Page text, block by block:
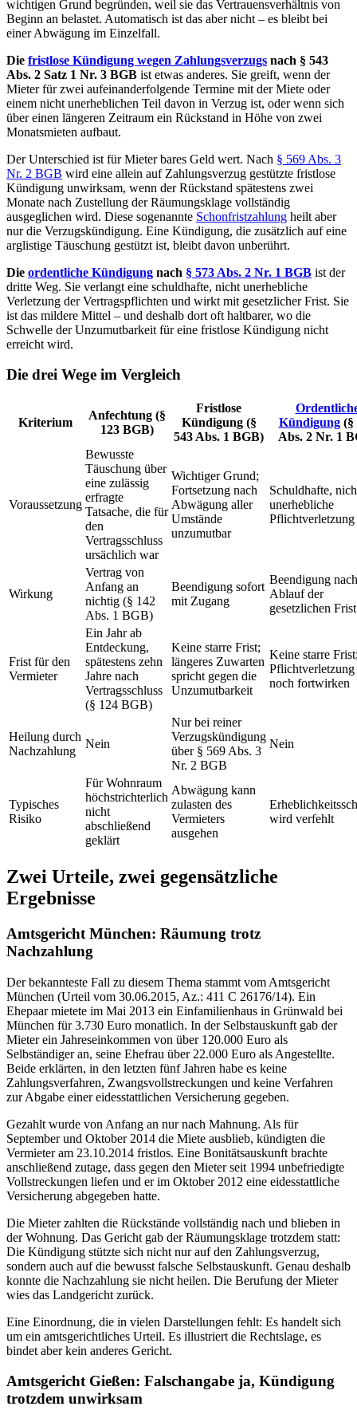
wichtigen Grund begründen, weil sie das Vertrauensverhältnis von
Beginn an belastet. Automatisch ist das aber nicht – es bleibt bei
einer Abwägung im Einzelfall.
Die fristlose Kündigung wegen Zahlungsverzugs nach § 543
Abs. 2 Satz 1 Nr. 3 BGB ist etwas anderes. Sie greift, wenn der
Mieter für zwei aufeinanderfolgende Termine mit der Miete oder
einem nicht unerheblichen Teil davon in Verzug ist, oder wenn sich
über einen längeren Zeitraum ein Rückstand in Höhe von zwei
Monatsmieten aufbaut.
Der Unterschied ist für Mieter bares Geld wert. Nach § 569 Abs. 3
Nr. 2 BGB wird eine allein auf Zahlungsverzug gestützte fristlose
Kündigung unwirksam, wenn der Rückstand spätestens zwei
Monate nach Zustellung der Räumungsklage vollständig
ausgeglichen wird. Diese sogenannte Schonfristzahlung heilt aber
nur die Verzugskündigung. Eine Kündigung, die zusätzlich auf eine
arglistige Täuschung gestützt ist, bleibt davon unberührt.
Die ordentliche Kündigung nach § 573 Abs. 2 Nr. 1 BGB ist der
dritte Weg. Sie verlangt eine schuldhafte, nicht unerhebliche
Verletzung der Vertragspflichten und wirkt mit gesetzlicher Frist. Sie
ist das mildere Mittel – und deshalb dort oft haltbarer, wo die
Schwelle der Unzumutbarkeit für eine fristlose Kündigung nicht
erreicht wird.
Die drei Wege im Vergleich
Kriterium
Anfechtung (§
123 BGB)
Fristlose
Kündigung (§
543 Abs. 1 BGB)
Kündigung(§
Abs. 2 Nr. 1
Voraussetzung
Bewusste
Täuschung über
eine zulässig
erfragte
Tatsache, die für
den
Vertragsschluss
ursächlich war
Wichtiger Grund;
Fortsetzung nach
Abwägung aller
Umstände
unzumutbar
Schuldhafte,
unerhebliche
Pflichtverletzung
Wirkung
Vertrag von
Anfang an
nichtig (§ 142
Abs. 1 BGB)
Beendigung sofort
mit Zugang
Beendigung nach
Ablauf der
gesetzlichen Frist
Frist für den
Vermieter
Ein Jahr ab
Entdeckung,
spätestens zehn
Jahre nach
Vertragsschluss
(§ 124 BGB)
Keine starre Frist;
längeres Zuwarten
spricht gegen die
Unzumutbarkeit
Keine starre
Pflichtverletzung
noch fortwirken
Heilung durch
Nachzahlung
Nein
Nur bei reiner
Verzugskündigung
über § 569 Abs. 3
Nr. 2 BGB
Nein
Typisches
Risiko
Für Wohnraum
höchstrichterlich
nicht
abschließend
geklärt
Abwägung kann
zulasten des
Vermieters
ausgehen
wird verfehlt
Zwei Urteile, zwei gegensätzliche
Ergebnisse
Amtsgericht München: Räumung trotz
Nachzahlung
Der bekannteste Fall zu diesem Thema stammt vom Amtsgericht
München (Urteil vom 30.06.2015, Az.: 411 C 26176/14). Ein
Ehepaar mietete im Mai 2013 ein Einfamilienhaus in Grünwald bei
München für 3.730 Euro monatlich. In der Selbstauskunft gab der
Mieter ein Jahreseinkommen von über 120.000 Euro als
Selbständiger an, seine Ehefrau über 22.000 Euro als Angestellte.
Beide erklärten, in den letzten fünf Jahren habe es keine
Zahlungsverfahren, Zwangsvollstreckungen und keine Verfahren
zur Abgabe einer eidesstattlichen Versicherung gegeben.
Gezahlt wurde von Anfang an nur nach Mahnung. Als für
September und Oktober 2014 die Miete ausblieb, kündigten die
Vermieter am 23.10.2014 fristlos. Eine Bonitätsauskunft brachte
anschließend zutage, dass gegen den Mieter seit 1994 unbefriedigte
Vollstreckungen liefen und er im Oktober 2012 eine eidesstattliche
Versicherung abgegeben hatte.
Die Mieter zahlten die Rückstände vollständig nach und blieben in
der Wohnung. Das Gericht gab der Räumungsklage trotzdem statt:
Die Kündigung stützte sich nicht nur auf den Zahlungsverzug,
sondern auch auf die bewusst falsche Selbstauskunft. Genau deshalb
konnte die Nachzahlung sie nicht heilen. Die Berufung der Mieter
wies das Landgericht zurück.
Eine Einordnung, die in vielen Darstellungen fehlt: Es handelt sich
um ein amtsgerichtliches Urteil. Es illustriert die Rechtslage, es
bindet aber kein anderes Gericht.
Amtsgericht Gießen: Falschangabe ja, Kündigung
trotzdem unwirksam